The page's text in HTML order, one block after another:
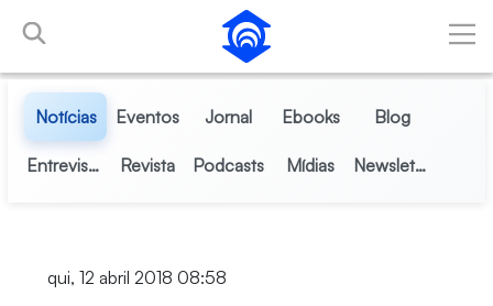
Pular para o Conteúdo principal
Notícias Eventos Jornal Ebooks Blog
Entrevistas Revista Podcasts Mídias Newsletter
qui, 12 abril 2018 08:58